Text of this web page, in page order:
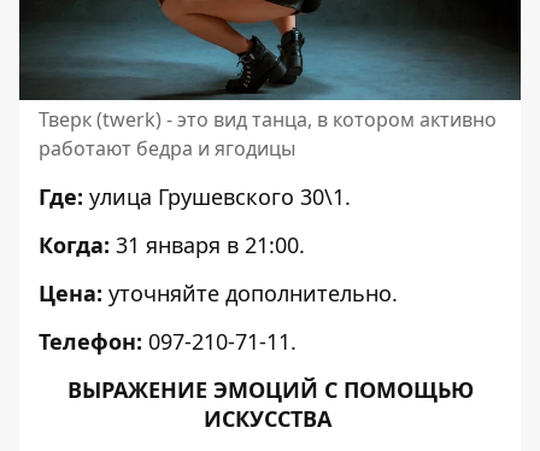
Тверк (twerk) - это вид танца, в котором активно
работают бедра и ягодицы
Где: улица Грушевского 30\1.
Когда: 31 января в 21:00.
Цена: уточняйте дополнительно.
Телефон: 097-210-71-11.
ВЫРАЖЕНИЕ ЭМОЦИЙ С ПОМОЩЬЮ
ИСКУССТВА